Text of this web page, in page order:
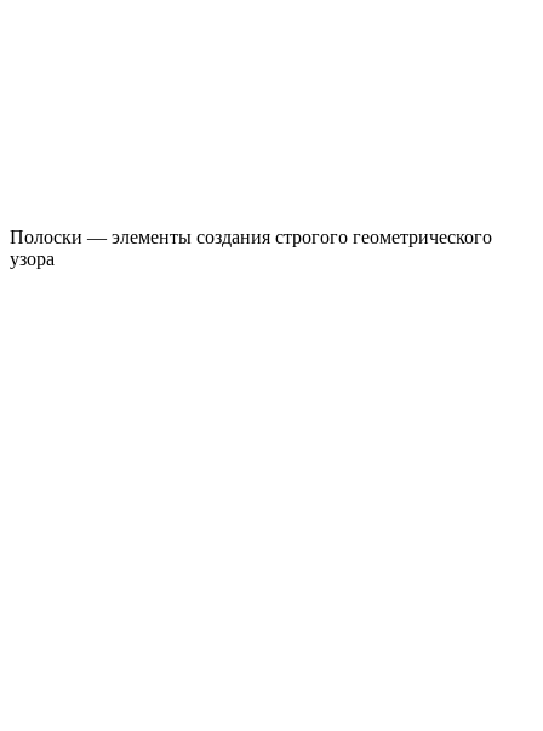
Полоски — элементы создания строгого геометрического
узора